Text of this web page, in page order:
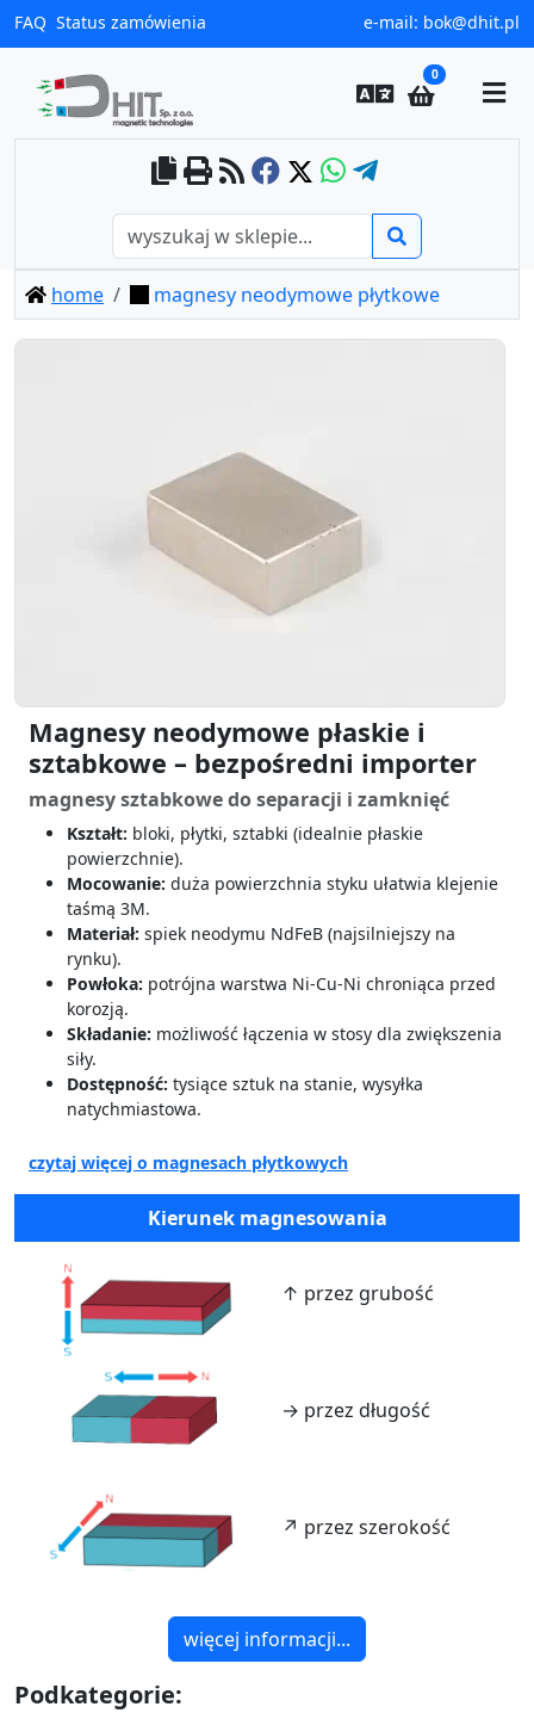
FAQ Status zamówienia e-mail: bok@dhit.pl
0
home magnesy neodymowe płytkowe
Magnesy neodymowe płaskie i
sztabkowe – bezpośredni importer
magnesy sztabkowe do separacji i zamknięć
Kształt: bloki, płytki, sztabki (idealnie płaskie
powierzchnie).
Mocowanie: duża powierzchnia styku ułatwia klejenie
taśmą 3M.
Materiał: spiek neodymu NdFeB (najsilniejszy na
rynku).
Powłoka: potrójna warstwa Ni-Cu-Ni chroniąca przed
korozją.
Składanie: możliwość łączenia w stosy dla zwiększenia
siły.
Dostępność: tysiące sztuk na stanie, wysyłka
natychmiastowa.
czytaj więcej o magnesach płytkowych
Kierunek magnesowania
↑ przez grubość
→ przez długość
↗ przez szerokość
więcej informacji...
Podkategorie: